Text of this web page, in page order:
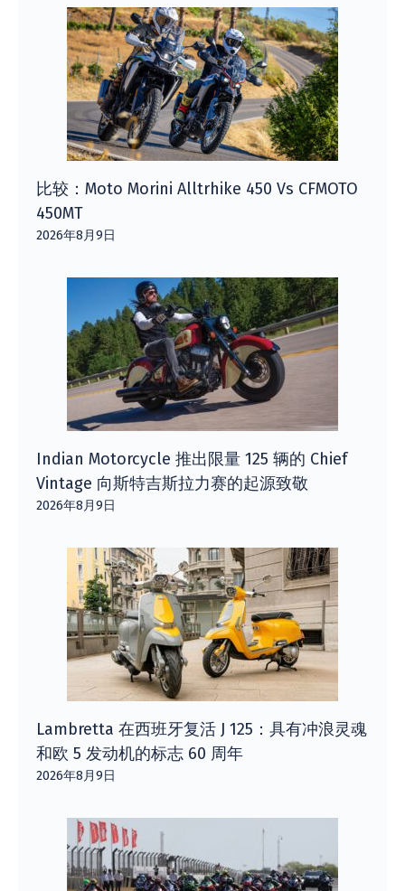
比较：Moto Morini Alltrhike 450 Vs CFMOTO
450MT
2026年8月9日
Indian Motorcycle 推出限量 125 辆的 Chief
Vintage 向斯特吉斯拉力赛的起源致敬
2026年8月9日
Lambretta 在西班牙复活 J 125：具有冲浪灵魂
和欧 5 发动机的标志 60 周年
2026年8月9日